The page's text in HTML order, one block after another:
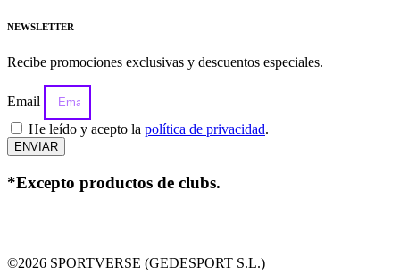
NEWSLETTER
Recibe promociones exclusivas y descuentos especiales.
Email
He leído y acepto la política de privacidad.
ENVIAR
*Excepto productos de clubs.
©2026 SPORTVERSE (GEDESPORT S.L.)